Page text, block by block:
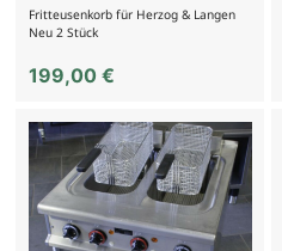
Fritteusenkorb für Herzog & Langen
Neu 2 Stück
199,00 €